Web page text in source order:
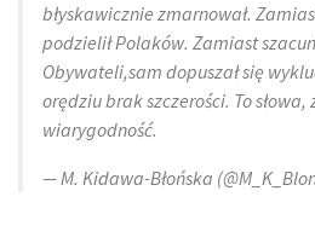
błyskawicznie zmarnował.
podzielił Polaków. Zamiast
Obywateli,sam dopuszał się
orędziu brak szczerości. To
wiarygodność.
— M. Kidawa-Błońska